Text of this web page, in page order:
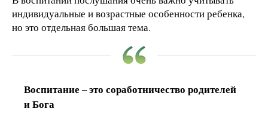
индивидуальные и возрастные особенности ребенка,
но это отдельная большая тема.
Воспитание – это соработничество родителей
и Бога